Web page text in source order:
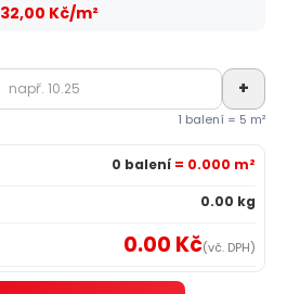
Kč/m²
+
1 balení = 5 m²
0 balení = 0.000 m²
0.00 kg
0.00 Kč(vč. DPH)